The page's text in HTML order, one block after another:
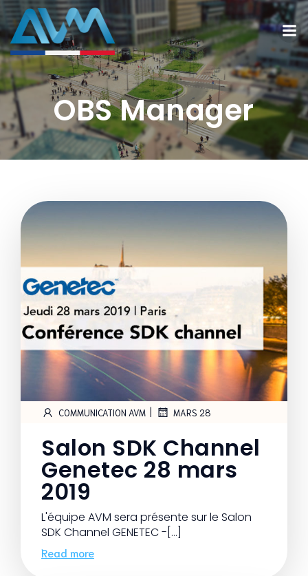
OBS Manager
COMMUNICATION AVM | MARS 28
Salon SDK Channel
Genetec 28 mars
2019
L'équipe AVM sera présente sur le Salon
SDK Channel GENETEC -[…]
Read more